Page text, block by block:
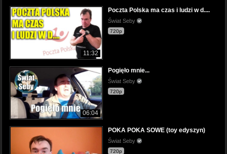
11:32
Poczta Polska ma czas i ludzi w d....
Świat Seby
720p
06:04
Pogięło mnie...
Świat Seby
720p
POKA POKA SOWE (toy edyszyn)
Świat Seby
720p